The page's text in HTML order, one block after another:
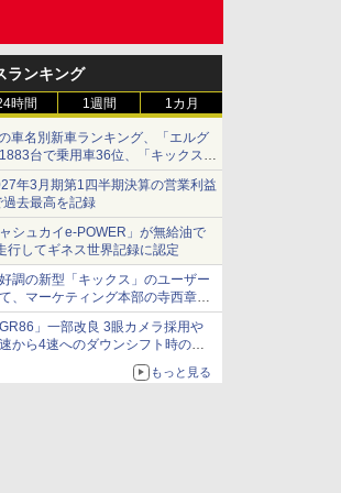
ランキング
時間 1週間 1カ月
車名別新車ランキング、「エルグ
台で乗用車36位、「キックス」
27位に
年3月期第1四半期決算の営業利益
去最高を記録
シュカイe-POWER」が無給油で
行してギネス世界記録に認定
調の新型「キックス」のユーザー
、マーケティング本部の寺西章氏
」一部改良 3眼カメラ採用や
から4速へのダウンシフト時の操
もっと見る